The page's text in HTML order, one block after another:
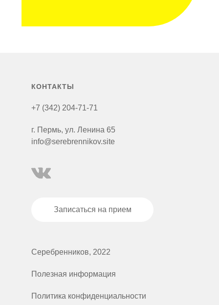
КОНТАКТЫ
Полезная информация
Серебренников, 2022
г. Пермь, ул. Ленина 65
info@serebrennikov.site
Записаться на прием
Политика конфиденциальности
+7 (342) 204-71-71